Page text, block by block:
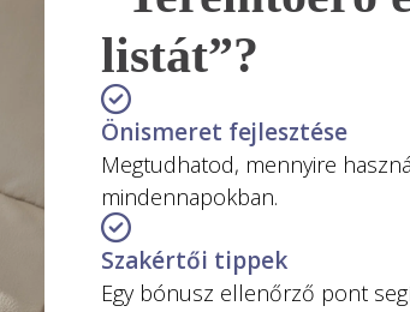
listát”?
Önismeret fejlesztése
Megtudhatod, mennyire
Szakértői tippek
Egy bónusz ellenőrző pont